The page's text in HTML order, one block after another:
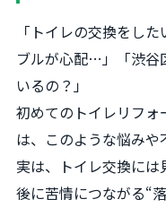
「トイレの交換をし
ブルが心配…」「渋谷
いるの？」
初めてのトイレリフ
は、このような悩みや
実は、トイレ交換に
後に苦情につながる“